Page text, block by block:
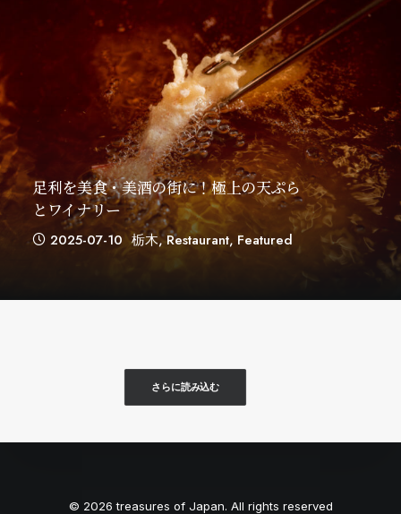
足利を美食・美酒の街に！極上の天ぷら
とワイナリー
2025-07-10 栃木,Restaurant, Featured
さらに読み込む
© 2026 treasures of Japan. All rights reserved